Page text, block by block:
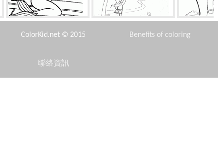
美人魚，用叉子 鳥南飛 女孩
ColorKid.net © 2015 Benefits of coloring
聯絡資訊